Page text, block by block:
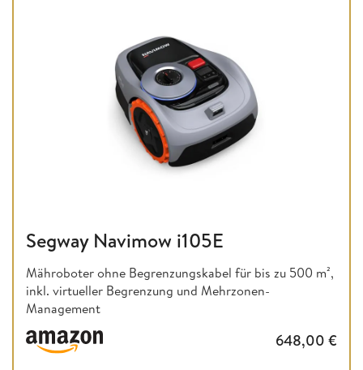
Segway Navimow i105E
Mähroboter ohne Begrenzungskabel für bis zu 500 m²,
inkl. virtueller Begrenzung und Mehrzonen-
Management
648,00 €